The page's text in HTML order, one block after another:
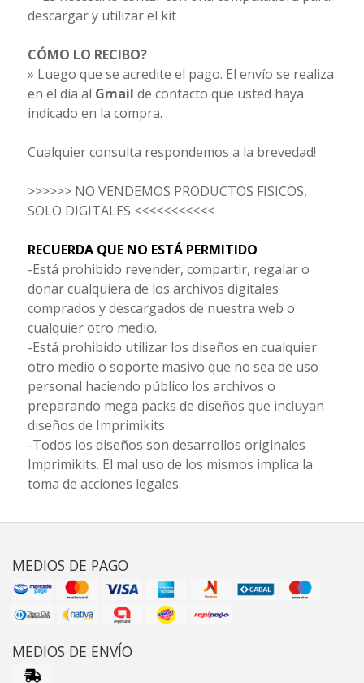
descargar y utilizar el kit
CÓMO LO RECIBO?
» Luego que se acredite el pago. El envío se realiza
en el día al Gmail de contacto que usted haya
indicado en la compra.
Cualquier consulta respondemos a la brevedad!
>>>>>> NO VENDEMOS PRODUCTOS FISICOS,
SOLO DIGITALES <<<<<<<<<<<
RECUERDA QUE NO ESTÁ PERMITIDO
-Está prohibido revender, compartir, regalar o
donar cualquiera de los archivos digitales
comprados y descargados de nuestra web o
cualquier otro medio.
-Está prohibido utilizar los diseños en cualquier
otro medio o soporte masivo que no sea de uso
personal haciendo público los archivos o
preparando mega packs de diseños que incluyan
diseños de Imprimikits
-Todos los diseños son desarrollos originales
Imprimikits. El mal uso de los mismos implica la
toma de acciones legales.
MEDIOS DE PAGO
MEDIOS DE ENVÍO